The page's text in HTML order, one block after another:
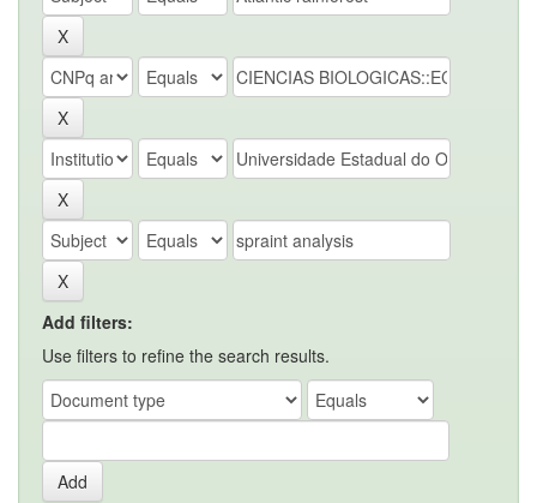
Add filters:
Use filters to refine the search results.